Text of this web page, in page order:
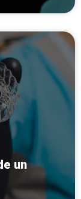
un